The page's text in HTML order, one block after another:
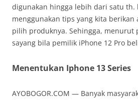
digunakan hingga lebih dari satu th.
menggunakan tips yang kita berikan
pilih produknya. Sehingga, menurut
sayang bila pemilik iPhone 12 Pro
Menentukan Iphone 13 Series
AYOBOGOR.COM — Banyak